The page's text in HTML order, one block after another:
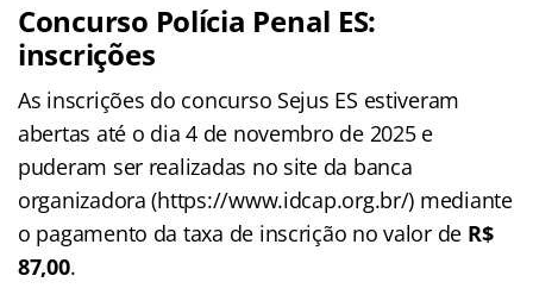
Concurso Polícia Penal ES:
inscrições
As inscrições do concurso Sejus ES estiveram
abertas até o dia 4 de novembro de 2025 e
puderam ser realizadas no site da banca
organizadora (https://www.idcap.org.br/) mediante
o pagamento da taxa de inscrição no valor de R$
87,00.